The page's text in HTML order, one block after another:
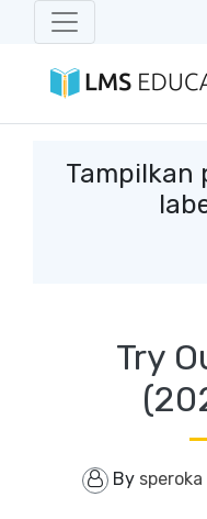
Tampilkan
Try
By speroka